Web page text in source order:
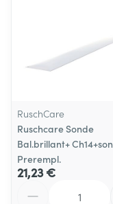
RuschCare
Ruschcare Sonde
Bal.brillant+
Prerempl.
21,23 €